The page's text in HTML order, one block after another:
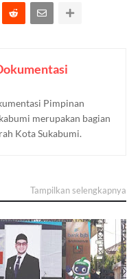
Pimpinan
merupakan bagian
Kota Sukabumi.
Tampilkan selengkapnya